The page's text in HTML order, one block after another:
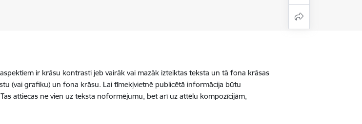
ir krāsu kontrasti jeb vairāk vai mazāk izteiktas teksta un tā fona krāsas
(vai grafiku) un fona krāsu. Lai tīmekļvietnē publicētā informācija būtu
attiecas ne vien uz teksta noformējumu, bet arī uz attēlu kompozīcijām,